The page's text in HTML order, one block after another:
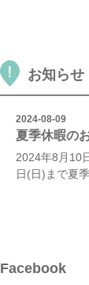
お知らせ
2024-08-09
夏季休暇の
2024年8月10
日(日)まで夏
Facebook